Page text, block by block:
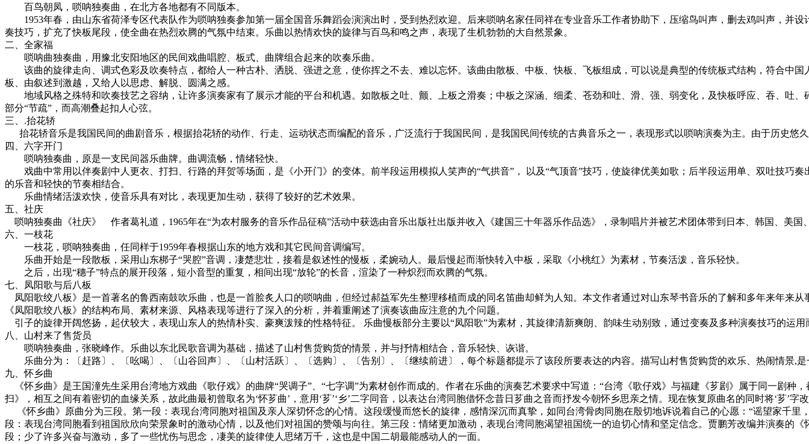
百鸟朝凤，唢呐独奏曲，在北方各地都有不同版本。
1953年春，由山东省荷泽专区代表队作为唢呐独奏参加第一届全国音乐舞蹈会演演出时，受到热烈欢迎。后来唢呐名家任同祥在专业音乐工作者协助下，压缩鸟叫声，删去鸡叫声，并设
奏技巧，扩充了快板尾段，使全曲在热烈欢腾的气氛中结束。乐曲以热情欢快的旋律与百鸟和鸣之声，表现了生机勃勃的大自然景象。
二、全家福
唢呐曲独奏曲，用豫北安阳地区的民间戏曲唱腔、板式、曲牌组合起来的吹奏乐曲。
该曲的旋律走向、调式色彩及吹奏特点，都给人一种古朴、洒脱、强进之意，使你挥之不去、难以忘怀。该曲由散板、中板、快板、飞板组成，可以说是典型的传统板式结构，符合中国
板、由叙述到激越，又给人以思虑、解脱、圆满之感。
地域风格之殊特和吹奏技艺之容纳，让许多演奏家有了展示才能的平台和机遇。如散板之吐、颤、上板之滑奏；中板之深涵、细柔、苍劲和吐、滑、强、弱变化，及快板呼应、吞、吐、
部分“节疏”，而高潮叠起扣人心弦。
三、.抬花轿
抬花轿音乐是我国民间的曲剧音乐，根据抬花轿的动作、行走、运动状态而编配的音乐，广泛流行于我国民间，是我国民间传统的古典音乐之一，表现形式以唢呐演奏为主。由于历史悠
四、六字开门
唢呐独奏曲，原是一支民间器乐曲牌。曲调流畅，情绪轻快。
戏曲中常用以伴奏剧中人更衣、打扫、行路的拜贺等场面，是《小开门》的变体。前半段运用模拟人笑声的“气拱音”， 以及“气顶音”技巧，使旋律优美如歌；后半段运用单、双吐技巧奏
的乐音和轻快的节奏相结合。
乐曲情绪活泼欢快，使音乐具有对比，表现更加生动，获得了较好的艺术效果。
五、社庆
唢呐独奏曲《社庆》 作者葛礼道，1965年在“为农村服务的音乐作品征稿”活动中获选由音乐出版社出版并收入《建国三十年器乐作品选》，录制唱片并被艺术团体带到日本、韩国、美国
六、一枝花
一枝花，唢呐独奏曲，任同样于1959年春根据山东的地方戏和其它民间音调编写。
乐曲开始是一段散板，采用山东梆子“哭腔”音调，凄楚悲壮，接着是叙述性的慢板，柔婉动人。最后慢起而渐快转入中板，采取《小桃红》为素材，节奏活泼，音乐轻快。
之后，出现“穗子”特点的展开段落，短小音型的重复，相间出现“放轮”的长音，渲染了一种炽烈而欢腾的气氛。
七、凤阳歌与后八板
凤阳歌绞八板》是一首著名的鲁西南鼓吹乐曲，也是一首脍炙人口的唢呐曲，但经过郝益军先生整理移植而成的同名笛曲却鲜为人知。本文作者通过对山东琴书音乐的了解和多年来年来
《凤阳歌绞八板》的结构布局、素材来源、风格表现等进行了深入的分析，并着重阐述了演奏该曲应注意的九个问题。
引子的旋律开阔悠扬，起伏较大，表现山东人的热情朴实、豪爽泼辣的性格特征。 乐曲慢板部分主要以“凤阳歌”为素材，其旋律清新爽朗、韵味生动别致，通过变奏及多种演奏技巧的运用
八、山村来了售货员
唢呐独奏曲，张晓峰作。乐曲以东北民歌音调为基础，描述了山村售货购货的情景，并与抒情相结合，音乐轻快、诙谐。
乐曲分为：〔赶路〕、〔吆喝〕、〔山谷回声〕、〔山村活跃〕、〔选购〕、〔告别〕、〔继续前进〕，每个标题都提示了该段所要表达的内容。描写山村售货购货的欢乐、热闹情景,
九、怀乡曲
《怀乡曲》是王国潼先生采用台湾地方戏曲《歌仔戏》的曲牌“哭调子”、“七字调”为素材创作而成的。作者在乐曲的演奏艺术要求中写道：“台湾《歌仔戏》与福建《芗剧》属于同一剧种
扫》，相互之间有着密切的血缘关系，故此曲最初曾取名为‘怀芗曲’，意用‘芗’‘乡’二字同音，以表达台湾同胞借怀念昔日芗曲之音而抒发今朝怀乡思亲之情。现在恢复原曲名的同时将‘芗’字
《怀乡曲》原曲分为三段。第一段：表现台湾同胞对祖国及亲人深切怀念的心情。这段缓慢而悠长的旋律，感情深沉而真挚，如同台湾骨肉同胞在殷切地诉说着自己的心愿：“谣望家千里
段：表现台湾同胞看到祖国欣欣向荣景象时的激动心情，以及他们对祖国的赞颂与向往。第三段：情绪更加激动，表现台湾同胞渴望祖国统一的迫切心情和坚定信念。贾鹏芳改编并演奏的
段；少了许多兴奋与激动，多了一些忧伤与思念，凄美的旋律使人思绪万千，这也是中国二胡最能感动人的一面。